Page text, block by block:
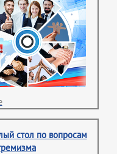
стол по вопросам